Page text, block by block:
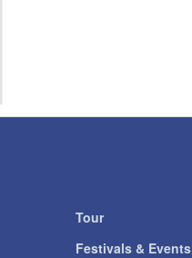
Tour
Festivals & Events